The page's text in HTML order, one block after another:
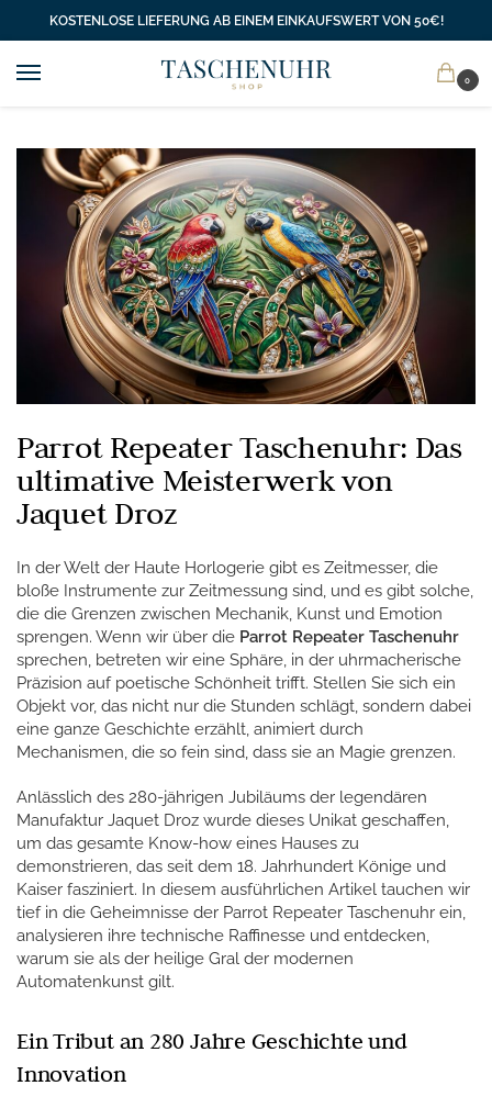
KOSTENLOSE LIEFERUNG AB EINEM EINKAUFSWERT VON 50€!
0
Parrot Repeater Taschenuhr: Das
ultimative Meisterwerk von
Jaquet Droz
In der Welt der Haute Horlogerie gibt es Zeitmesser, die
bloße Instrumente zur Zeitmessung sind, und es gibt solche,
die die Grenzen zwischen Mechanik, Kunst und Emotion
sprengen. Wenn wir über die Parrot Repeater Taschenuhr
sprechen, betreten wir eine Sphäre, in der uhrmacherische
Präzision auf poetische Schönheit trifft. Stellen Sie sich ein
Objekt vor, das nicht nur die Stunden schlägt, sondern dabei
eine ganze Geschichte erzählt, animiert durch
Mechanismen, die so fein sind, dass sie an Magie grenzen.
Anlässlich des 280-jährigen Jubiläums der legendären
Manufaktur Jaquet Droz wurde dieses Unikat geschaffen,
um das gesamte Know-how eines Hauses zu
demonstrieren, das seit dem 18. Jahrhundert Könige und
Kaiser fasziniert. In diesem ausführlichen Artikel tauchen wir
tief in die Geheimnisse der Parrot Repeater Taschenuhr ein,
analysieren ihre technische Raffinesse und entdecken,
warum sie als der heilige Gral der modernen
Automatenkunst gilt.
Ein Tribut an 280 Jahre Geschichte und
Innovation